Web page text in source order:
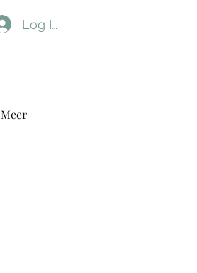
Log In
Meer